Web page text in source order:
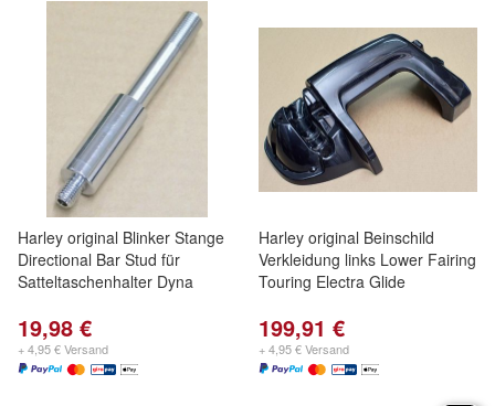
Harley original Blinker Stange
Directional Bar Stud für
Satteltaschenhalter Dyna
19,98 €
+ 4,95 € Versand
Harley original Beinschild
Verkleidung links Lower Fairing
Touring Electra Glide
199,91 €
+ 4,95 € Versand